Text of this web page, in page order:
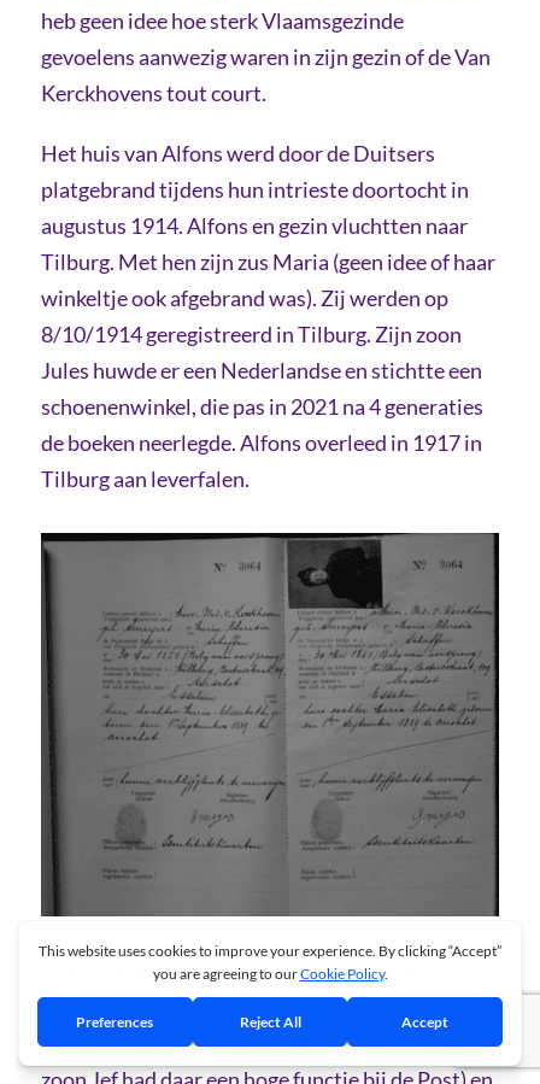
heb geen idee hoe sterk Vlaamsgezinde
gevoelens aanwezig waren in zijn gezin of de Van
Kerckhovens tout court.
Het huis van Alfons werd door de Duitsers
platgebrand tijdens hun intrieste doortocht in
augustus 1914. Alfons en gezin vluchtten naar
Tilburg. Met hen zijn zus Maria (geen idee of haar
winkeltje ook afgebrand was). Zij werden op
8/10/1914 geregistreerd in Tilburg. Zijn zoon
Jules huwde er een Nederlandse en stichtte een
schoenenwinkel, die pas in 2021 na 4 generaties
de boeken neerlegde. Alfons overleed in 1917 in
Tilburg aan leverfalen.
Zijn weduwe keerde nooit terug naar Aarschot
(volgens vrijgeleide wel, zie bijlage, maar in
realiteit niet). Zij bleef rond Gent wonen (jongste